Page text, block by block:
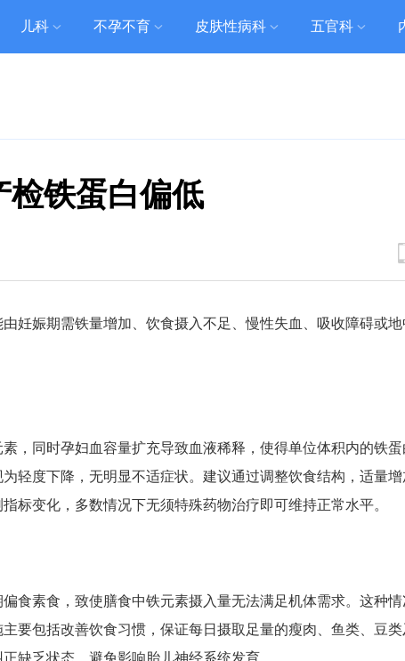
儿科 不孕不育 皮肤性病科 五官科
检铁蛋白偏低
妊娠期需铁量增加、饮食摄入不足、慢性失血、吸收障碍或
，同时孕妇血容量扩充导致血液稀释，使得单位体积内的铁
轻度下降，无明显不适症状。建议通过调整饮食结构，适量
标变化，多数情况下无须特殊药物治疗即可维持正常水平。
食素食，致使膳食中铁元素摄入量无法满足机体需求。这种
要包括改善饮食习惯，保证每日摄取足量的瘦肉、鱼类、豆
缺乏状态，避免影响胎儿神经系统发育。